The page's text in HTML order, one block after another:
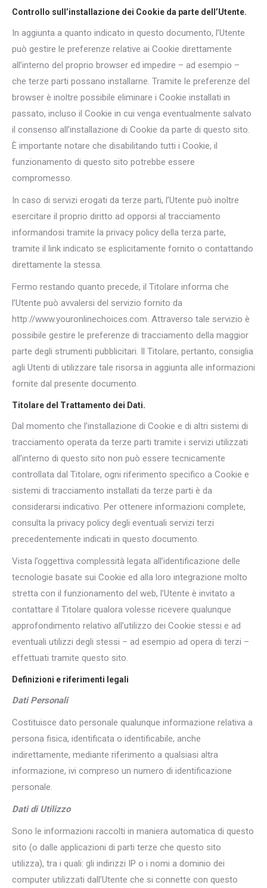
Controllo sull’installazione dei Cookie da parte dell’Utente.
In aggiunta a quanto indicato in questo documento, l’Utente
può gestire le preferenze relative ai Cookie direttamente
all’interno del proprio browser ed impedire – ad esempio –
che terze parti possano installarne. Tramite le preferenze del
browser è inoltre possibile eliminare i Cookie installati in
passato, incluso il Cookie in cui venga eventualmente salvato
il consenso all’installazione di Cookie da parte di questo sito.
È importante notare che disabilitando tutti i Cookie, il
funzionamento di questo sito potrebbe essere
compromesso.
In caso di servizi erogati da terze parti, l’Utente può inoltre
esercitare il proprio diritto ad opporsi al tracciamento
informandosi tramite la privacy policy della terza parte,
tramite il link indicato se esplicitamente fornito o contattando
direttamente la stessa.
Fermo restando quanto precede, il Titolare informa che
l’Utente può avvalersi del servizio fornito da
http://www.youronlinechoices.com. Attraverso tale servizio è
possibile gestire le preferenze di tracciamento della maggior
parte degli strumenti pubblicitari. Il Titolare, pertanto, consiglia
agli Utenti di utilizzare tale risorsa in aggiunta alle informazioni
fornite dal presente documento.
Titolare del Trattamento dei Dati.
Dal momento che l’installazione di Cookie e di altri sistemi di
tracciamento operata da terze parti tramite i servizi utilizzati
all’interno di questo sito non può essere tecnicamente
controllata dal Titolare, ogni riferimento specifico a Cookie e
sistemi di tracciamento installati da terze parti è da
considerarsi indicativo. Per ottenere informazioni complete,
consulta la privacy policy degli eventuali servizi terzi
precedentemente indicati in questo documento.
Vista l’oggettiva complessità legata all’identificazione delle
tecnologie basate sui Cookie ed alla loro integrazione molto
stretta con il funzionamento del web, l’Utente è invitato a
contattare il Titolare qualora volesse ricevere qualunque
approfondimento relativo all’utilizzo dei Cookie stessi e ad
eventuali utilizzi degli stessi – ad esempio ad opera di terzi –
effettuati tramite questo sito.
Definizioni e riferimenti legali
Dati Personali
Costituisce dato personale qualunque informazione relativa a
persona fisica, identificata o identificabile, anche
indirettamente, mediante riferimento a qualsiasi altra
informazione, ivi compreso un numero di identificazione
personale.
Dati di Utilizzo
Sono le informazioni raccolti in maniera automatica di questo
sito (o dalle applicazioni di parti terze che questo sito
utilizza), tra i quali: gli indirizzi IP o i nomi a dominio dei
computer utilizzati dall’Utente che si connette con questo